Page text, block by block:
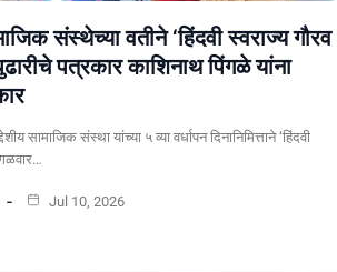
संस्थेच्या वतीने ‘हिंदवी स्वराज्य गौरव
पत्रकार काशिनाथ पिंगळे यांना
सामाजिक संस्था यांच्या ५ व्या वर्धापन दिनानिमित्ताने ‘हिंदवी
Jul 10, 2026